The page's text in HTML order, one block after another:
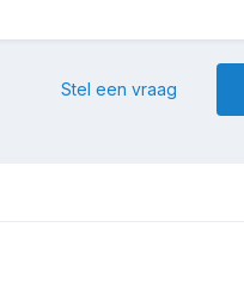
Stel een vraag